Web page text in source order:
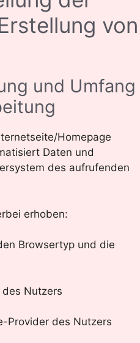
von
und Umfang
Homepage
Daten und
des aufrufenden
erhoben:
Browsertyp und die
Nutzers
des Nutzers